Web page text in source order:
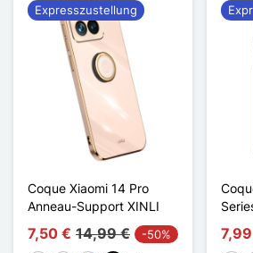
Coque Xiaomi 14 Pro
Anneau-Support XINLI
7,50 € 14,99 € -50%
Expresszustellung